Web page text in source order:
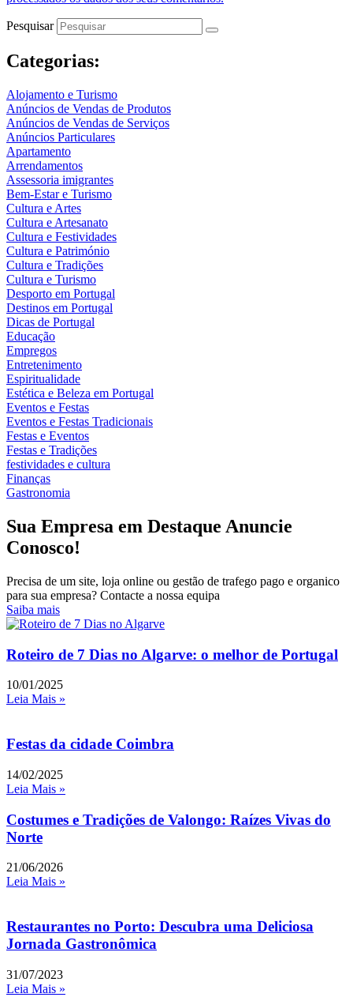
Pesquisar
Categorias:
Alojamento e Turismo
Anúncios de Vendas de Produtos
Anúncios de Vendas de Serviços
Anúncios Particulares
Apartamento
Arrendamentos
Assessoria imigrantes
Bem-Estar e Turismo
Cultura e Artes
Cultura e Artesanato
Cultura e Festividades
Cultura e Património
Cultura e Tradições
Cultura e Turismo
Desporto em Portugal
Destinos em Portugal
Dicas de Portugal
Educação
Empregos
Entretenimento
Espiritualidade
Estética e Beleza em Portugal
Eventos e Festas
Eventos e Festas Tradicionais
Festas e Eventos
Festas e Tradições
festividades e cultura
Finanças
Gastronomia
Sua Empresa em Destaque Anuncie
Conosco!
Precisa de um site, loja online ou gestão de trafego pago e organico
para sua empresa? Contacte a nossa equipa
Saiba mais
Roteiro de 7 Dias no Algarve: o melhor de Portugal
10/01/2025
Leia Mais »
Festas da cidade Coimbra
14/02/2025
Leia Mais »
Costumes e Tradições de Valongo: Raízes Vivas do
Norte
21/06/2026
Leia Mais »
Restaurantes no Porto: Descubra uma Deliciosa
Jornada Gastronômica
31/07/2023
Leia Mais »